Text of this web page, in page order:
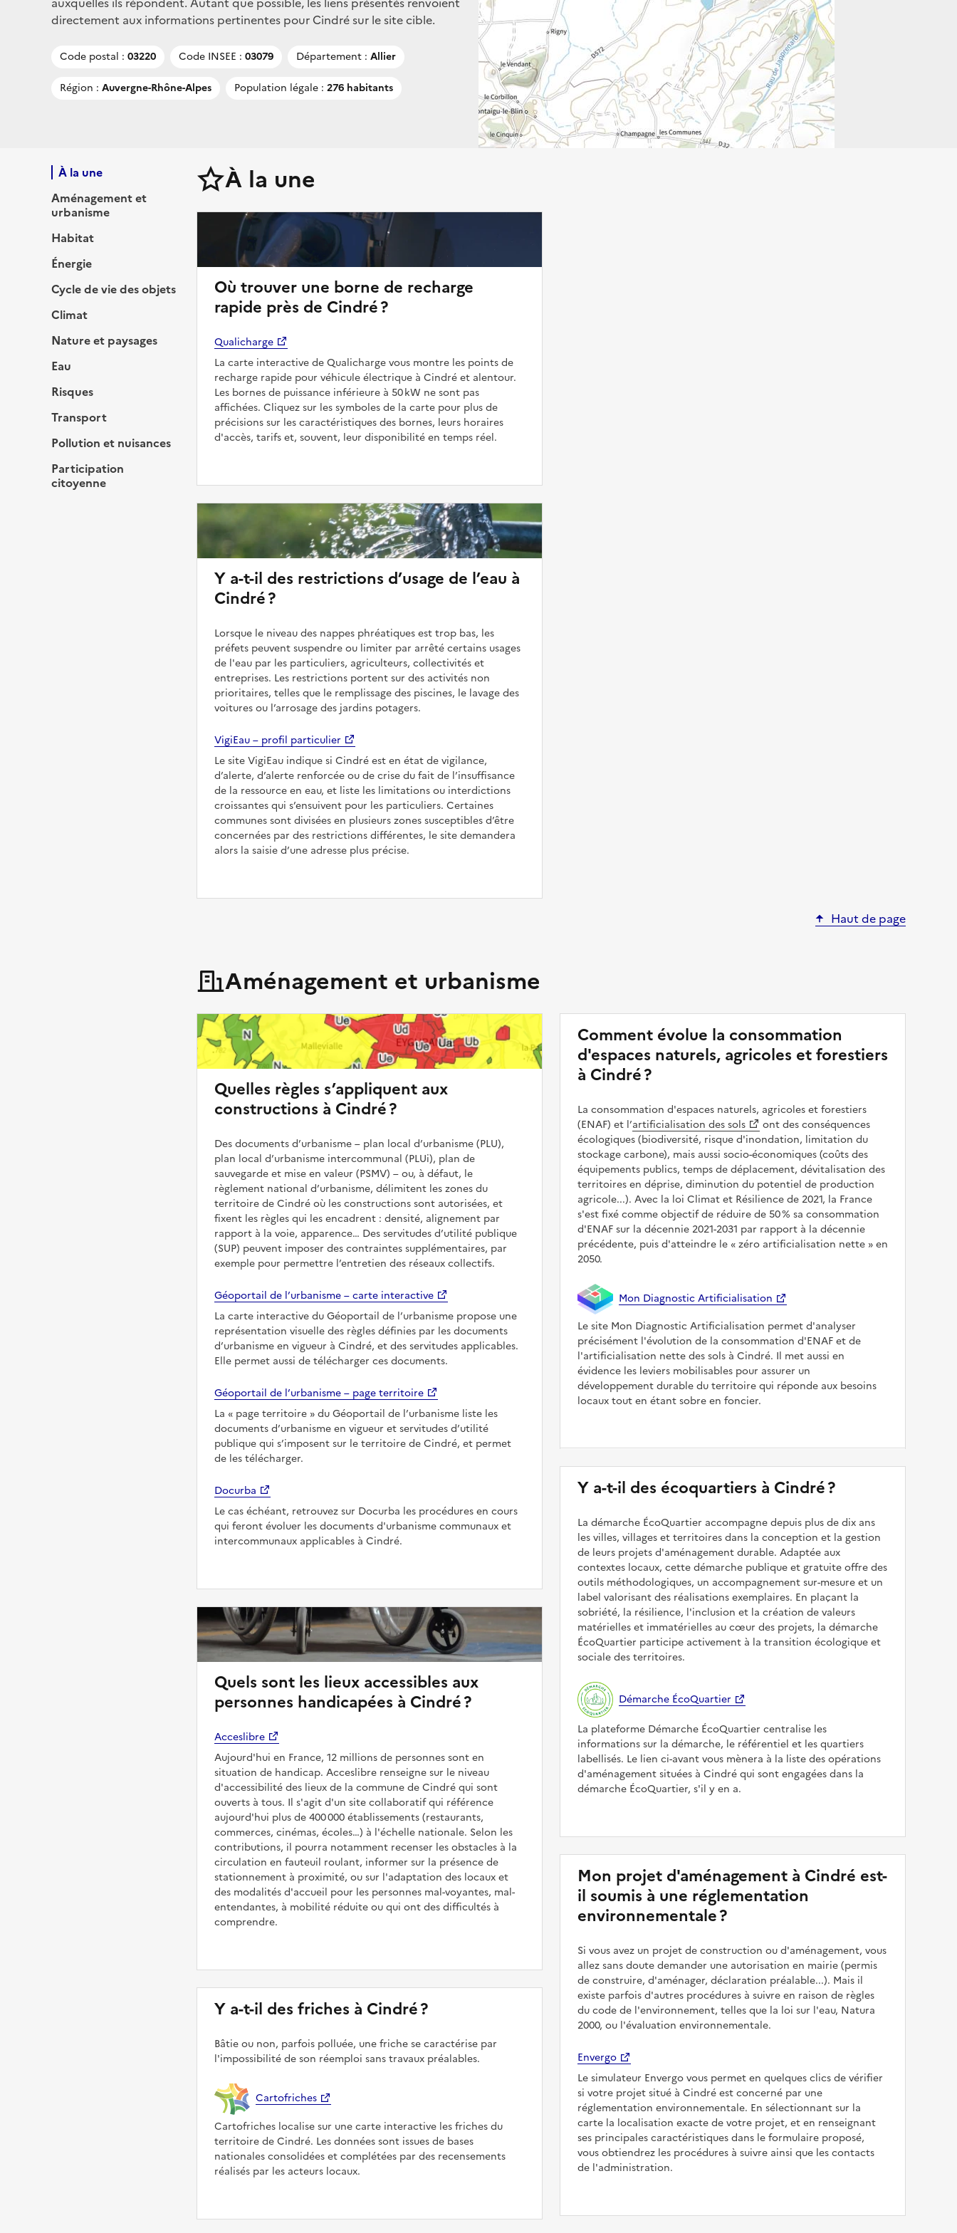
directement aux informations pertinentes pour Cindré sur le site cible.
Code postal : 03220 Code INSEE : 03079 Département : Allier
Région : Auvergne-Rhône-Alpes Population légale : 276 habitants
À la une
Aménagement et
urbanisme
Habitat
Énergie
Cycle de vie des objets
Climat
Nature et paysages
Eau
Risques
Transport
Pollution et nuisances
Participation
citoyenne
À la une
Où trouver une borne de recharge
rapide près de Cindré ?
Qualicharge
La carte interactive de Qualicharge vous montre les points de
recharge rapide pour véhicule électrique à Cindré et alentour.
Les bornes de puissance inférieure à 50 kW ne sont pas
affichées. Cliquez sur les symboles de la carte pour plus de
précisions sur les caractéristiques des bornes, leurs horaires
d'accès, tarifs et, souvent, leur disponibilité en temps réel.
Y a-t-il des restrictions d’usage de l’eau à
Cindré ?
Lorsque le niveau des nappes phréatiques est trop bas, les
préfets peuvent suspendre ou limiter par arrêté certains usages
de l'eau par les particuliers, agriculteurs, collectivités et
entreprises. Les restrictions portent sur des activités non
prioritaires, telles que le remplissage des piscines, le lavage des
voitures ou l’arrosage des jardins potagers.
VigiEau – profil particulier
Le site VigiEau indique si Cindré est en état de vigilance,
d’alerte, d’alerte renforcée ou de crise du fait de l’insuffisance
de la ressource en eau, et liste les limitations ou interdictions
croissantes qui s’ensuivent pour les particuliers. Certaines
communes sont divisées en plusieurs zones susceptibles d’être
concernées par des restrictions différentes, le site demandera
alors la saisie d’une adresse plus précise.
Haut de page
Aménagement et urbanisme
Quelles règles s’appliquent aux
constructions à Cindré ?
Des documents d’urbanisme – plan local d’urbanisme (PLU),
plan local d’urbanisme intercommunal (PLUi), plan de
sauvegarde et mise en valeur (PSMV) – ou, à défaut, le
règlement national d’urbanisme, délimitent les zones du
territoire de Cindré où les constructions sont autorisées, et
fixent les règles qui les encadrent : densité, alignement par
rapport à la voie, apparence… Des servitudes d’utilité publique
(SUP) peuvent imposer des contraintes supplémentaires, par
exemple pour permettre l’entretien des réseaux collectifs.
Géoportail de l’urbanisme – carte interactive
La carte interactive du Géoportail de l’urbanisme propose une
représentation visuelle des règles définies par les documents
d’urbanisme en vigueur à Cindré, et des servitudes applicables.
Elle permet aussi de télécharger ces documents.
Géoportail de l’urbanisme – page territoire
La
page territoire
du Géoportail de l’urbanisme liste les
documents d’urbanisme en vigueur et servitudes d’utilité
publique qui s’imposent sur le territoire de Cindré, et permet
de les télécharger.
Docurba
Le cas échéant, retrouvez sur Docurba les procédures en cours
qui feront évoluer les documents d'urbanisme communaux et
intercommunaux applicables à Cindré.
Quels sont les lieux accessibles aux
personnes handicapées à Cindré ?
Acceslibre
Aujourd'hui en France, 12 millions de personnes sont en
situation de handicap. Acceslibre renseigne sur le niveau
d'accessibilité des lieux de la commune de Cindré qui sont
ouverts à tous. Il s'agit d'un site collaboratif qui référence
aujourd'hui plus de 400 000 établissements (restaurants,
commerces, cinémas, écoles…) à l'échelle nationale. Selon les
contributions, il pourra notamment recenser les obstacles à la
circulation en fauteuil roulant, informer sur la présence de
stationnement à proximité, ou sur l'adaptation des locaux et
des modalités d'accueil pour les personnes mal-voyantes, mal-
entendantes, à mobilité réduite ou qui ont des difficultés à
comprendre.
Y a-t-il des friches à Cindré ?
Bâtie ou non, parfois polluée, une friche se caractérise par
l'impossibilité de son réemploi sans travaux préalables.
Cartofriches
Cartofriches localise sur une carte interactive les friches du
territoire de Cindré. Les données sont issues de bases
nationales consolidées et complétées par des recensements
réalisés par les acteurs locaux.
Comment évolue la consommation
d'espaces naturels, agricoles et forestiers
à Cindré ?
La consommation d'espaces naturels, agricoles et forestiers
(ENAF) et l’artificialisation des sols
ont des conséquences
écologiques (biodiversité, risque d'inondation, limitation du
stockage carbone), mais aussi socio-économiques (coûts des
équipements publics, temps de déplacement, dévitalisation des
territoires en déprise, diminution du potentiel de production
agricole...). Avec la loi Climat et Résilience de 2021, la France
s'est fixé comme objectif de réduire de 50 % sa consommation
d'ENAF sur la décennie 2021-2031 par rapport à la décennie
précédente, puis d'atteindre le zéro artificialisation nette en
2050.
Mon Diagnostic Artificialisation
Le site Mon Diagnostic Artificialisation permet d'analyser
précisément l'évolution de la consommation d'ENAF et de
l'artificialisation nette des sols à Cindré. Il met aussi en
évidence les leviers mobilisables pour assurer un
développement durable du territoire qui réponde aux besoins
locaux tout en étant sobre en foncier.
Y a-t-il des écoquartiers à Cindré ?
La démarche ÉcoQuartier accompagne depuis plus de dix ans
les villes, villages et territoires dans la conception et la gestion
de leurs projets d'aménagement durable. Adaptée aux
contextes locaux, cette démarche publique et gratuite offre des
outils méthodologiques, un accompagnement sur-mesure et un
label valorisant des réalisations exemplaires. En plaçant la
sobriété, la résilience, l'inclusion et la création de valeurs
matérielles et immatérielles au cœur des projets, la démarche
ÉcoQuartier participe activement à la transition écologique et
sociale des territoires.
Démarche ÉcoQuartier
La plateforme Démarche ÉcoQuartier centralise les
informations sur la démarche, le référentiel et les quartiers
labellisés. Le lien ci-avant vous mènera à la liste des opérations
d'aménagement situées à Cindré qui sont engagées dans la
démarche ÉcoQuartier, s'il y en a.
Mon projet d'aménagement à Cindré est-
il soumis à une réglementation
environnementale ?
Si vous avez un projet de construction ou d'aménagement, vous
allez sans doute demander une autorisation en mairie (permis
de construire, d'aménager, déclaration préalable...). Mais il
existe parfois d'autres procédures à suivre en raison de règles
du code de l'environnement, telles que la loi sur l'eau, Natura
2000, ou l'évaluation environnementale.
Envergo
Le simulateur Envergo vous permet en quelques clics de vérifier
si votre projet situé à Cindré est concerné par une
réglementation environnementale. En sélectionnant sur la
carte la localisation exacte de votre projet, et en renseignant
ses principales caractéristiques dans le formulaire proposé,
vous obtiendrez les procédures à suivre ainsi que les contacts
de l'administration.